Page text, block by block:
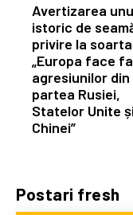
Postari fresh
Avertizarea
istoric de
privire la soarta
„Europa face
agresiunilor din
partea Rusiei,
Statelor Unite
Chinei”